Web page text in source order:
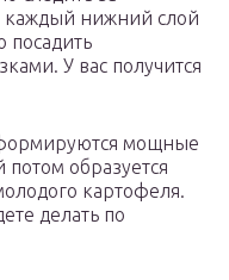
каждый нижний слой
посадить
У вас получится
мощные
образуется
картофеля.
делать по